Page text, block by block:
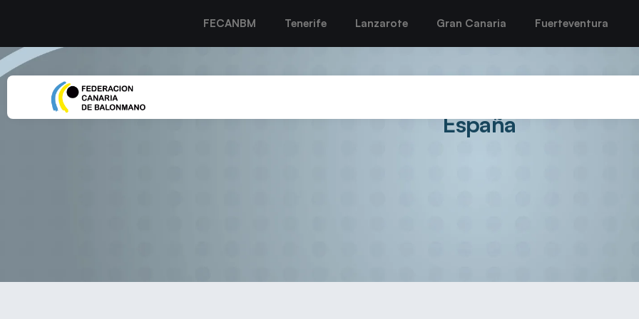
FECANBM Tenerife Lanzarote Gran Canaria Fuerteventura
Las cadetes del SPL Lanzarote Puerto del Carmen se
España